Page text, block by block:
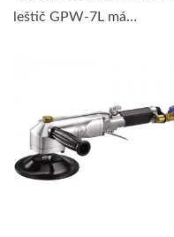
leštič GPW-7L má